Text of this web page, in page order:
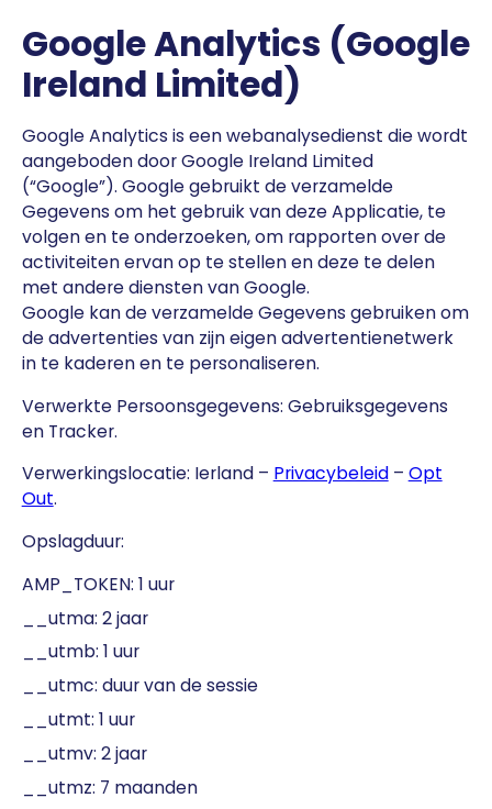
Google Analytics (Google
Ireland Limited)
Google Analytics is een webanalysedienst die wordt
aangeboden door Google Ireland Limited
(“Google”). Google gebruikt de verzamelde
Gegevens om het gebruik van deze Applicatie, te
volgen en te onderzoeken, om rapporten over de
activiteiten ervan op te stellen en deze te delen
met andere diensten van Google.
Google kan de verzamelde Gegevens gebruiken om
de advertenties van zijn eigen advertentienetwerk
in te kaderen en te personaliseren.
Verwerkte Persoonsgegevens: Gebruiksgegevens
en Tracker.
Verwerkingslocatie: Ierland – Privacybeleid– Opt
Out.
Opslagduur:
AMP_TOKEN: 1 uur
__utma: 2 jaar
__utmb: 1 uur
__utmc: duur van de sessie
__utmt: 1 uur
__utmv: 2 jaar
__utmz: 7 maanden